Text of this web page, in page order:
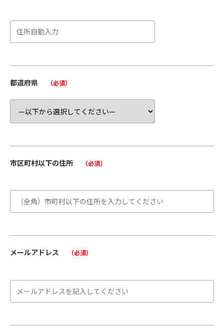
都道府県 （必須）
市区町村以下の住所 （必須）
メールアドレス （必須）